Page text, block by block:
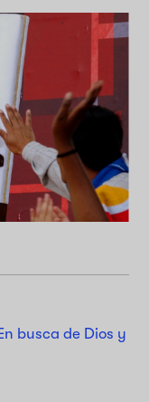
busca de Dios y